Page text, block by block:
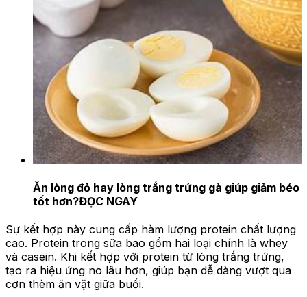
Ăn lòng đỏ hay lòng trắng trứng gà giúp giảm béo
tốt hơn?ĐỌC NGAY
Sự kết hợp này cung cấp hàm lượng protein chất lượng
cao. Protein trong sữa bao gồm hai loại chính là whey
và casein. Khi kết hợp với protein từ lòng trắng trứng,
tạo ra hiệu ứng no lâu hơn, giúp bạn dễ dàng vượt qua
cơn thèm ăn vặt giữa buổi.